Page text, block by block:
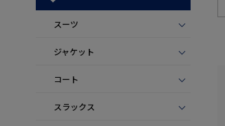
スーツ
ジャケット
コート
スラックス